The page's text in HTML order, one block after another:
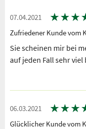
07.04.2021 ★★★
Zufriedener Kunde vom
Sie scheinen mir bei
auf jeden Fall sehr
06.03.2021 ★★★
Glücklicher Kunde vom